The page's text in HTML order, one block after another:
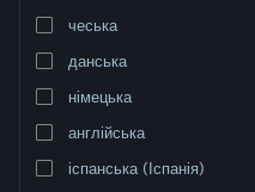
чеська
данська
німецька
англійська
іспанська (Іспанія)